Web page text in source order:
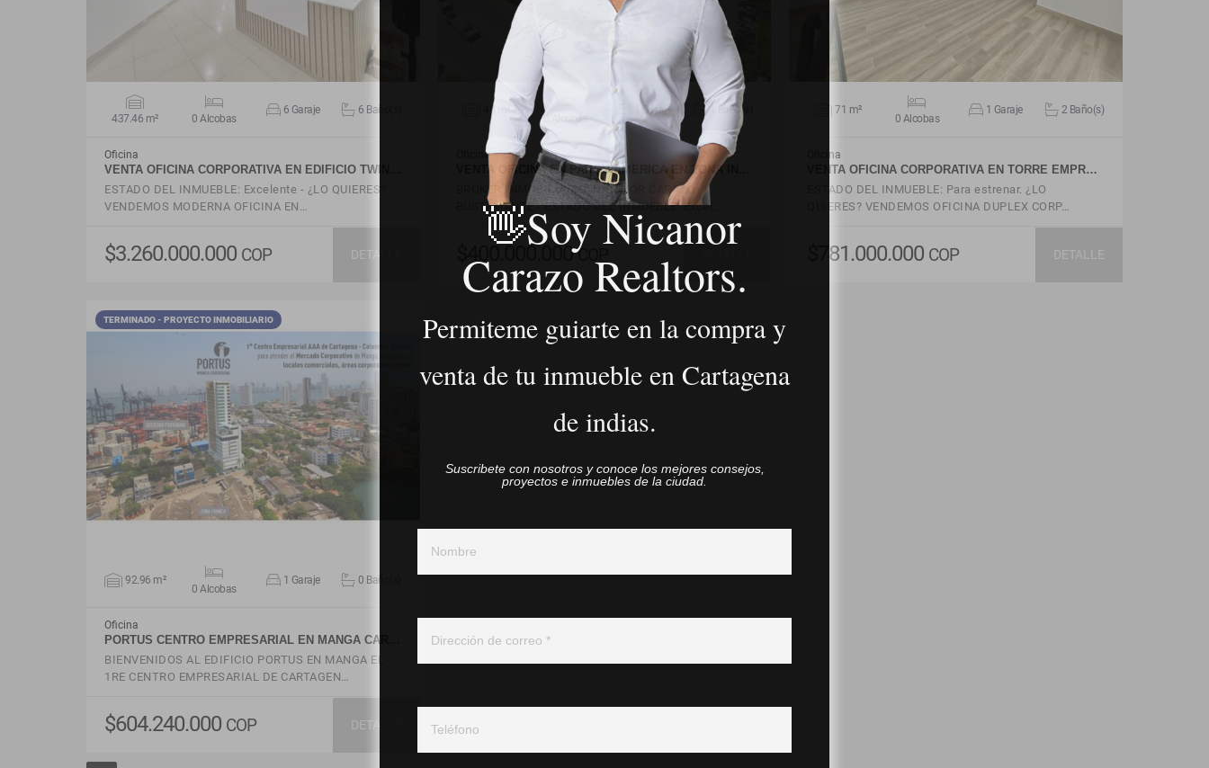
437.46 m² 0 Alcobas
6 Garaje 6 Baño(s)
Oficina
VENTA OFICINA CORPORATIVA EN EDIFICIO TWIN…
ESTADO DEL INMUEBLE: Excelente - ¿LO QUIERES?
VENDEMOS MODERNA OFICINA EN…
$3.260.000.000 COP DETALLE
48 m²
0 Alcobas
1 Garaje 1 Baño(s)
Oficina
VENTA OFICINA EN PARQUIAMERICA EN ZONA IN…
BROKER INMOBILIARIO: NICANOR CARAZO
BUSTAMANTE - ESTADO DEL INMUEBLE: Excel…
$400.000.000COP
71 m²
0 Alcobas
1 Garaje 2 Baño(s)
Oficina
VENTA OFICINA CORPORATIVA EN TORRE EMPR…
ESTADO DEL INMUEBLE: Para estrenar. ¿LO
QUIERES? VENDEMOS OFICINA DUPLEX CORP…
$781.000.000 COP DETALLE
TERMINADO - PROYECTO INMOBILIARIO
VER DETALLES
92.96 m²
0 Alcobas
1 Garaje 0 Baño(s)
Oficina
PORTUS CENTRO EMPRESARIAL EN MANGA CAR…
BIENVENIDOS AL EDIFICIO PORTUS EN MANGA EL
1RE CENTRO EMPRESARIAL DE CARTAGEN…
$604.240.000 COP DETALLE
👋Soy Nicanor
Carazo Realtors.
Permiteme guiarte en la compra y
venta de tu inmueble en Cartagena
de indias.
Suscribete con nosotros y conoce los mejores consejos,
proyectos e inmuebles de la ciudad.